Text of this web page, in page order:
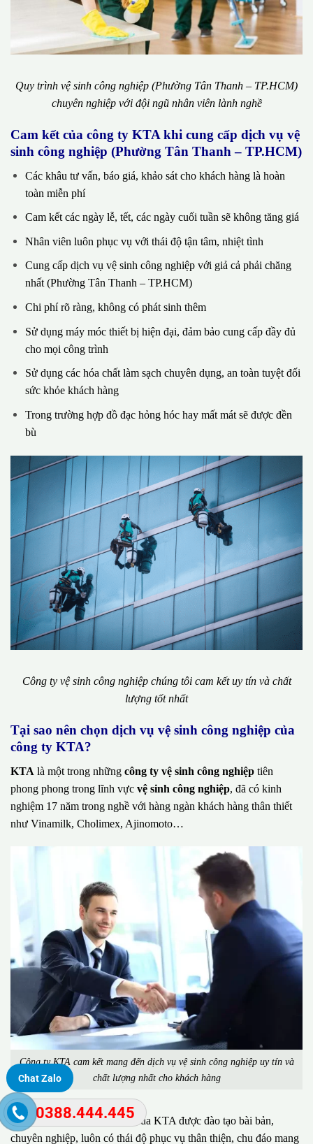
Quy trình vệ sinh công nghiệp (Phường Tân Thanh – TP.HCM)
chuyên nghiệp với đội ngũ nhân viên lành nghề
Cam kết của công ty KTA khi cung cấp dịch vụ vệ
sinh công nghiệp (Phường Tân Thanh – TP.HCM)
Các khâu tư vấn, báo giá, khảo sát cho khách hàng là hoàn
toàn miễn phí
Cam kết các ngày lễ, tết, các ngày cuối tuần sẽ không tăng giá
Nhân viên luôn phục vụ với thái độ tận tâm, nhiệt tình
Cung cấp dịch vụ vệ sinh công nghiệp với giả cả phải chăng
nhất (Phường Tân Thanh – TP.HCM)
Chi phí rõ ràng, không có phát sinh thêm
Sử dụng máy móc thiết bị hiện đại, đảm bảo cung cấp đầy đủ
cho mọi công trình
Sử dụng các hóa chất làm sạch chuyên dụng, an toàn tuyệt đối
sức khỏe khách hàng
Trong trường hợp đồ đạc hỏng hóc hay mất mát sẽ được đền
bù
Công ty vệ sinh công nghiệp chúng tôi cam kết uy tín và chất
lượng tốt nhất
Tại sao nên chọn dịch vụ vệ sinh công nghiệp của
công ty KTA?
KTA là một trong những công ty vệ sinh công nghiệp tiên
phong phong trong lĩnh vực vệ sinh công nghiệp, đã có kinh
nghiệm 17 năm trong nghề với hàng ngàn khách hàng thân thiết
như Vinamilk, Cholimex, Ajinomoto…
Công ty KTA cam kết mang đến dịch vụ vệ sinh công nghiệp uy tín và
chất lượng nhất cho khách hàng
Đặc biệt, đội ngũ nhân viên của KTA được đào tạo bài bản,
chuyên nghiệp, luôn có thái độ phục vụ thân thiện, chu đáo mang
Chat Zalo
0388.444.445